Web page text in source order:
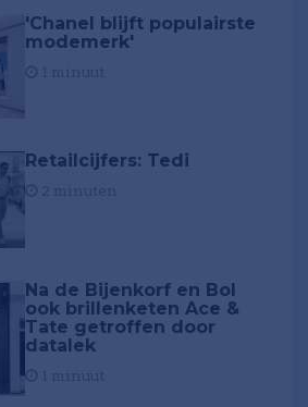
'Chanel blijft populairste
modemerk'
Retailcijfers: Tedi
Na de Bijenkorf en Bol
ook brillenketen Ace &
Tate getroffen door
datalek